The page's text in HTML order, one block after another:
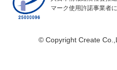
マーク使用許諾事業者
© Copyright Create